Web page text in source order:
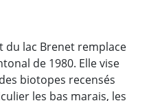
du lac Brenet remplace
de 1980. Elle vise
biotopes recensés
les bas marais, les